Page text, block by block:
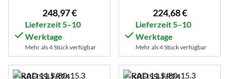
248,97€
Lieferzeit 5–10
Werktage
Mehr als 4 Stück verfügbar
224,68€
Lieferzeit 5–10
Werktage
Mehr als 4 Stück verfügbar